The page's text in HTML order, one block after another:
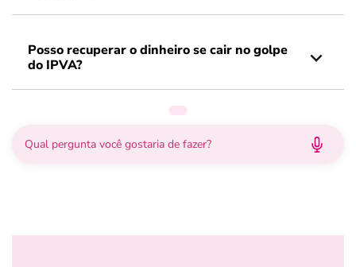
Posso recuperar o dinheiro se cair no golpe
do IPVA?